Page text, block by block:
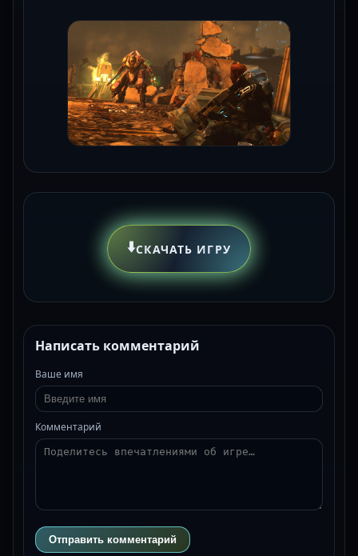
⬇️СКАЧАТЬ ИГРУ
Написать комментарий
Ваше имя
Комментарий
Отправить комментарий